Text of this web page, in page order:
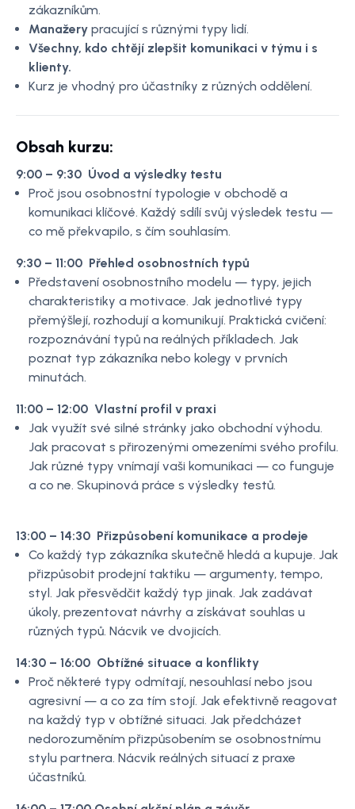
zákazníkům.
Manažery pracující s různými typy lidí.
Všechny, kdo chtějí zlepšit komunikaci v týmu i s
klienty.
Kurz je vhodný pro účastníky z různých oddělení.
Obsah kurzu:
9:00 – 9:30 Úvod a výsledky testu
Proč jsou osobnostní typologie v obchodě a
komunikaci klíčové. Každý sdílí svůj výsledek testu —
co mě překvapilo, s čím souhlasím.
9:30 – 11:00 Přehled osobnostních typů
Představení osobnostního modelu — typy, jejich
charakteristiky a motivace. Jak jednotlivé typy
přemýšlejí, rozhodují a komunikují. Praktická cvičení:
rozpoznávání typů na reálných příkladech. Jak
poznat typ zákazníka nebo kolegy v prvních
minutách.
11:00 – 12:00 Vlastní profil v praxi
Jak využít své silné stránky jako obchodní výhodu.
Jak pracovat s přirozenými omezeními svého profilu.
Jak různé typy vnímají vaši komunikaci — co funguje
a co ne. Skupinová práce s výsledky testů.
13:00 – 14:30 Přizpůsobení komunikace a prodeje
Co každý typ zákazníka skutečně hledá a kupuje. Jak
přizpůsobit prodejní taktiku — argumenty, tempo,
styl. Jak přesvědčit každý typ jinak. Jak zadávat
úkoly, prezentovat návrhy a získávat souhlas u
různých typů. Nácvik ve dvojicích.
14:30 – 16:00 Obtížné situace a konflikty
Proč některé typy odmítají, nesouhlasí nebo jsou
agresivní — a co za tím stojí. Jak efektivně reagovat
na každý typ v obtížné situaci. Jak předcházet
nedorozuměním přizpůsobením se osobnostnímu
stylu partnera. Nácvik reálných situací z praxe
účastníků.